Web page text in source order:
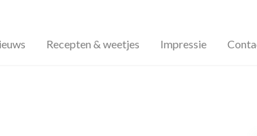
Recepten & weetjes Impressie